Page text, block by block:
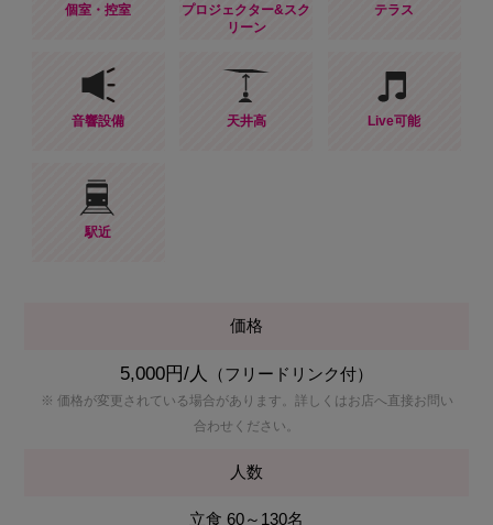
個室・控室
プロジェクター&スク
リーン
テラス
音響設備 天井高 Live可能
駅近
価格
5,000円/人 （フリードリンク付）
※ 価格が変更されている場合があります。詳しくはお店へ直接お問い
合わせください。
人数
立食 60～130名